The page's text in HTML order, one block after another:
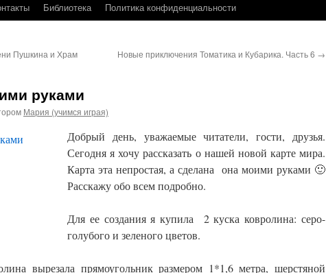
Библиотека Политика конфиденциальности
Пушкина и Храм
Новые приключения Томатика и Кубарика. Часть 6 →
руками
Мария (учимся играя)
Добрый день, уважаемые читатели, гости, друзья.
Сегодня я хочу рассказать о нашей новой карте мира.
Карта эта непростая, а сделана она моими руками 🙂
Расскажу обо всем подробно.
Для ее создания я купила 2 куска ковролина: серо-
голубого и зеленого цветов.
вырезала прямоугольник размером 1*1,6 метра, шерстяной